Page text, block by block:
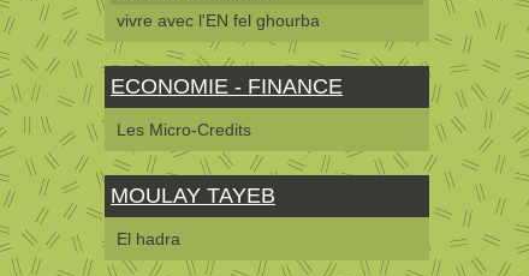
vivre avec l'EN fel ghourba
ECONOMIE - FINANCE
Les Micro-Credits
MOULAY TAYEB
El hadra